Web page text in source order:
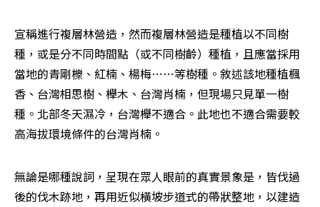
宣稱進行複層林營造，然而複層林營造是種植以不同樹
種，或是分不同時間點（或不同樹齡）種植，且應當採用
當地的青剛櫟、紅楠、楊梅⋯⋯等樹種。敘述該地種植楓
香、台灣相思樹、櫸木、台灣肖楠，但現場只見單一樹
種。北部冬天濕冷，台灣櫸不適合。此地也不適合需要較
高海拔環境條件的台灣肖楠。
無論是哪種說詞，呈現在眾人眼前的真實景象是，皆伐過
後的伐木跡地，再用近似橫坡步道式的帶狀整地，以建造